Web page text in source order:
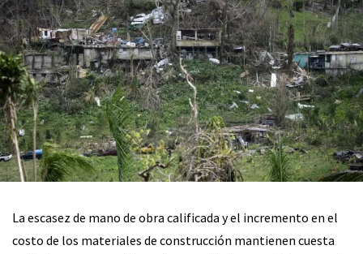
La escasez de mano de obra calificada y el incremento en el
costo de los materiales de construcción mantienen cuesta